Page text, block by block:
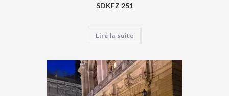
SDKFZ 251
Lire la suite